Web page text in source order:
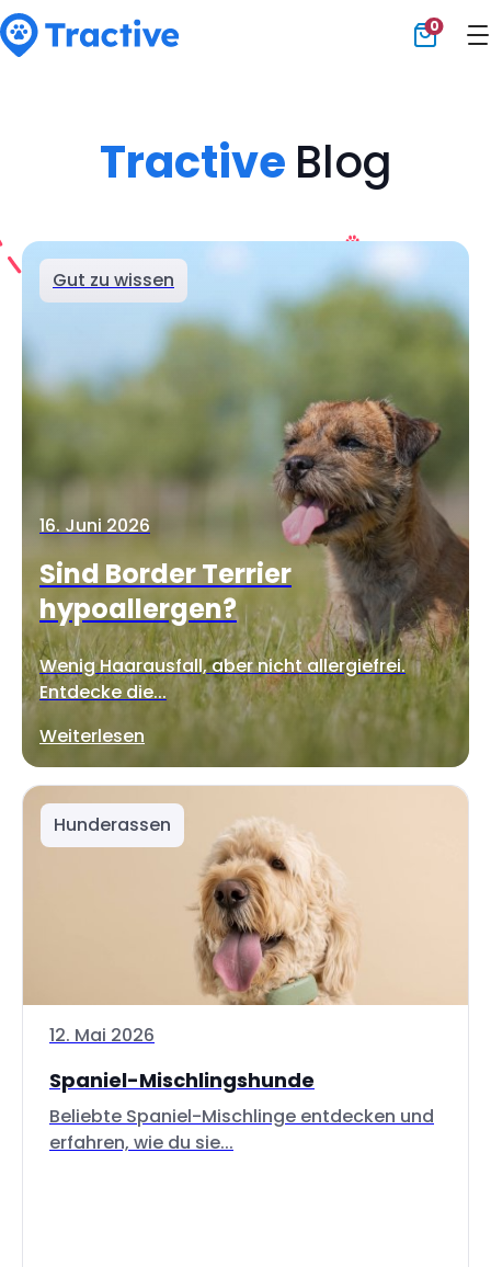
0
Tractive Blog
Gut zu wissen
16. Juni 2026
Sind Border Terrier
hypoallergen?
Wenig Haarausfall, aber nicht allergiefrei.
Entdecke die...
Weiterlesen
Hunderassen
12. Mai 2026
Spaniel-Mischlingshunde
Beliebte Spaniel-Mischlinge entdecken und
erfahren, wie du sie...